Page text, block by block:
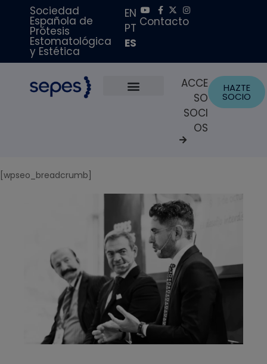
Sociedad
Española de
Prótesis
Estomatológica
y Estética
EN
PT
ES
Contacto
ACCE
SO
SOCI
OS
HAZTE
SOCIO
[wpseo_breadcrumb]